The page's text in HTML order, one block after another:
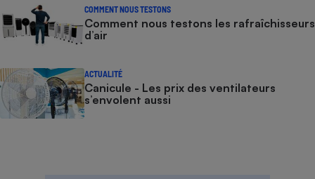
COMMENT NOUS TESTONS
Comment nous testons les rafraîchisseurs
d’air
ACTUALITÉ
Canicule - Les prix des ventilateurs
s’envolent aussi